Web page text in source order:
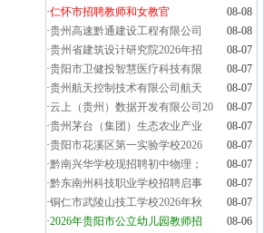
·仁怀市招聘教师和女教官
08-08
·贵州高速黔通建设工程有限公司
08-08
·贵州省建筑设计研究院2026年招
08-07
·贵阳市卫健投智慧医疗科技有限
08-07
·贵州航天控制技术有限公司航天
08-07
·云上（贵州）数据开发有限公司20
08-07
·贵州茅台（集团）生态农业产业
08-07
·贵阳市花溪区第一实验学校2026
08-07
·黔南兴华学校现招聘初中物理；
08-07
·黔东南州科技职业学校招聘启事
08-07
·铜仁市武陵山技工学校2026年秋
08-07
·2026年贵阳市公立幼儿园教师招
08-06